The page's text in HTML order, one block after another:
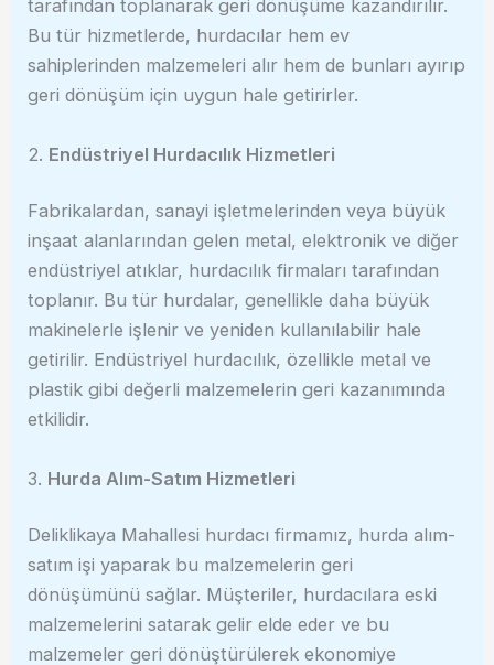
tarafından toplanarak geri dönüşüme kazandırılır.
Bu tür hizmetlerde, hurdacılar hem ev
sahiplerinden malzemeleri alır hem de bunları ayırıp
geri dönüşüm için uygun hale getirirler.
2. Endüstriyel Hurdacılık Hizmetleri
Fabrikalardan, sanayi işletmelerinden veya büyük
inşaat alanlarından gelen metal, elektronik ve diğer
endüstriyel atıklar, hurdacılık firmaları tarafından
toplanır. Bu tür hurdalar, genellikle daha büyük
makinelerle işlenir ve yeniden kullanılabilir hale
getirilir. Endüstriyel hurdacılık, özellikle metal ve
plastik gibi değerli malzemelerin geri kazanımında
etkilidir.
3. Hurda Alım-Satım Hizmetleri
Deliklikaya Mahallesi hurdacı firmamız, hurda alım-
satım işi yaparak bu malzemelerin geri
dönüşümünü sağlar. Müşteriler, hurdacılara eski
malzemelerini satarak gelir elde eder ve bu
malzemeler geri dönüştürülerek ekonomiye